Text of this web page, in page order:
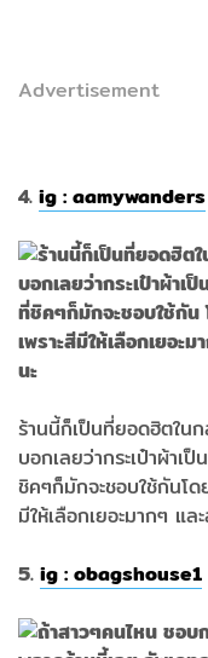
Advertisement
4. ig : aamywanders
ร้านนี้ก็เป็นที่ยอดฮิตใน
บอกเลยว่ากระเป๋าผ้าเ
ชิคๆก็มักจะชอบใช้กันโด
มีให้เลือกเยอะมากๆ แ
5. ig : obagshouse1